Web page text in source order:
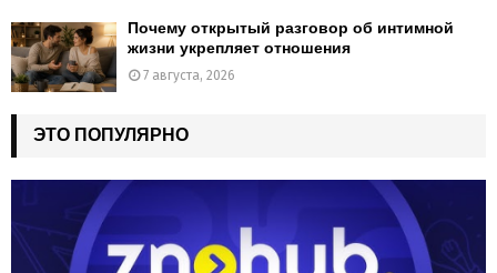
Почему открытый разговор об интимной
жизни укрепляет отношения
7 августа, 2026
ЭТО ПОПУЛЯРНО